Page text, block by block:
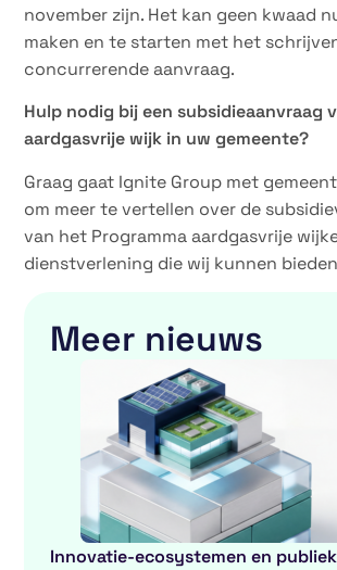
november zijn. Het kan geen kwaad
maken en te starten met het
concurrerende aanvraag.
Hulp nodig bij een subsidieaanvraag
aardgasvrije wijk in uw gemeente?
Graag gaat Ignite Group met
om meer te vertellen over de
van het Programma aardgasvrije
dienstverlening die wij kunnen bieden
Meer nieuws
Innovatie-ecosystemen en